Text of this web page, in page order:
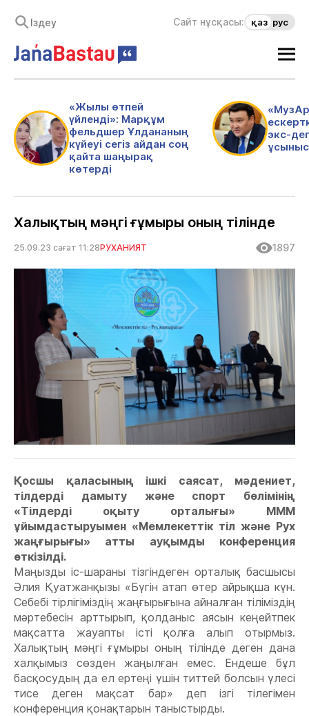
Сайт нұсқасы: қаз рус
«Жылы өтпей
үйленді»: Марқұм
фельдшер Ұлдананың
күйеуі сегіз айдан соң
қайта шаңырақ
көтерді
экс-
Халықтың мәңгі ғұмыры оның тілінде
25.09.23 сағат 11:28РУХАНИЯТ 1897
Қосшы қаласының ішкі саясат, мәдениет,
тілдерді дамыту және спорт бөлімінің
«Тілдерді оқыту орталығы» МММ
ұйымдастыруымен «Мемлекеттік тіл және Рух
жаңғырығы» атты ауқымды конференция
өткізілді.
Маңызды іс-шараны тізгіндеген орталық басшысы
Әлия Қуатжанқызы «Бүгін атап өтер айрықша күн.
Себебі тірлігіміздің жаңғырығына айналған тіліміздің
мәртебесін арттырып, қолданыс аясын кеңейтпек
мақсатта жауапты істі қолға алып отырмыз.
Халықтың мәңгі ғұмыры оның тілінде деген дана
халқымыз сөзден жаңылған емес. Ендеше бұл
басқосудың да ел ертеңі үшін титтей болсын үлесі
тисе деген мақсат бар» деп ізгі тілегімен
конференция қонақтарын таныстырды.